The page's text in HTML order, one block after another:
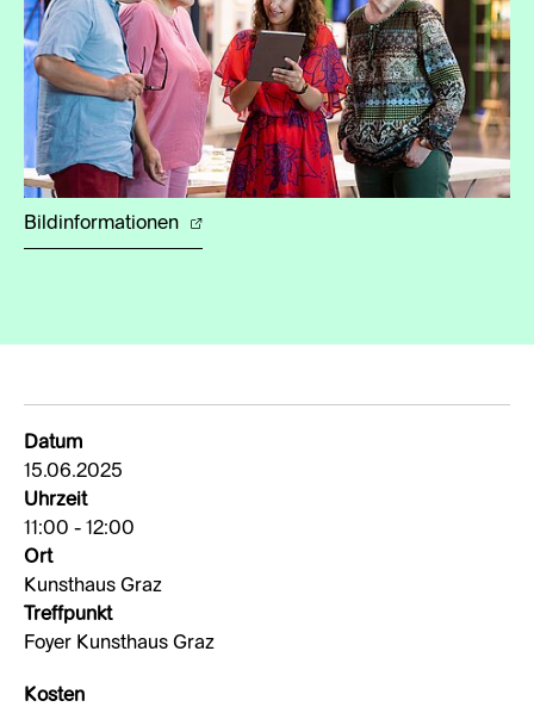
Bildinformationen
Datum
15.06.2025
Uhrzeit
11:00 - 12:00
Ort
Kunsthaus Graz
Treffpunkt
Foyer Kunsthaus Graz
Kosten